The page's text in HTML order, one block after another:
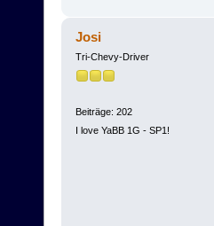
Josi
Tri-Chevy-Driver
Beiträge: 202
I love YaBB 1G - SP1!